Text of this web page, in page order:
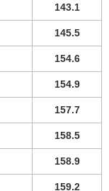
143.1
145.5
154.6
154.9
157.7
158.5
158.9
159.2